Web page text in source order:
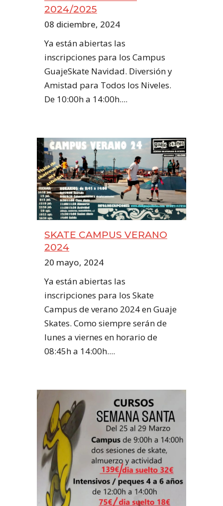
2024/2025
08 diciembre, 2024
Ya están abiertas las
inscripciones para los Campus
GuajeSkate Navidad. Diversión y
Amistad para Todos los Niveles.
De 10:00h a 14:00h....
SKATE CAMPUS VERANO
2024
20 mayo, 2024
Ya están abiertas las
inscripciones para los Skate
Campus de verano 2024 en Guaje
Skates. Como siempre serán de
lunes a viernes en horario de
08:45h a 14:00h....